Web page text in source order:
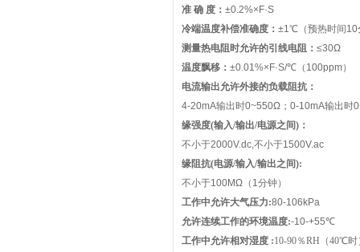
准 确 度： ±0.2%×F·S
冷端温度补偿准确度： ±1℃（预热时间10
测量热电阻时允许的引线电阻： ≤30Ω
温度飘移： ±0.01%×F·S/℃（100ppm）
电流输出允许外接的负载阻抗：
4-20mA输出时0~550Ω；0-10mA输出时
缘强度(输入/输出/电源之间)：
不小于2000V.dc,不小于1500V.ac
缘阻抗(电源/输入/输出之间):
不小于100MΩ（1分钟）
工作中允许大气压力:80-106kPa
允许连续工作的环境温度:-10-+55℃
工作中允许相对湿度 :10-90％RH （40℃时